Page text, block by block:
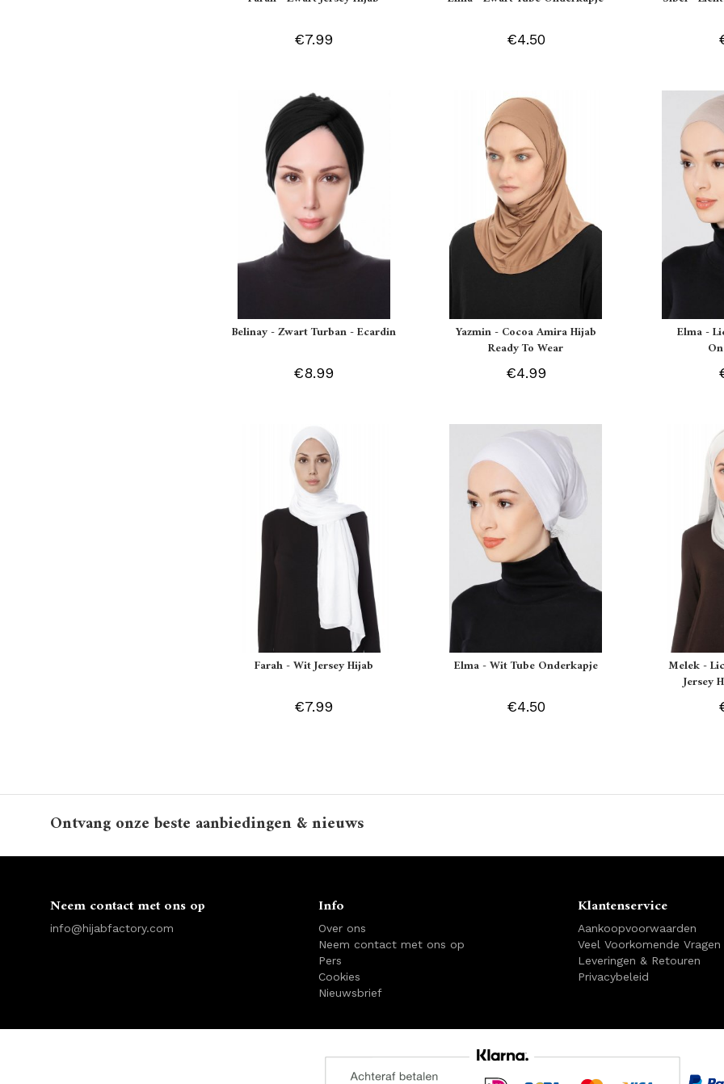
€7.99 €4.50
Belinay - Zwart Turban - Ecardin
€8.99
Yazmin - Cocoa Amira Hijab
Ready To Wear
€4.99
Elma -
Farah - Wit Jersey Hijab
€7.99
Elma - Wit Tube Onderkapje
€4.50
Melek -
Jersey
Ontvang onze beste aanbiedingen & nieuws
Neem contact met ons op
info@hijabfactory.com
Info
Over ons
Neem contact met ons op
Pers
Cookies
Nieuwsbrief
Klantenservice
Aankoopvoorwaarden
Veel Voorkomende Vragen
Leveringen & Retouren
Privacybeleid